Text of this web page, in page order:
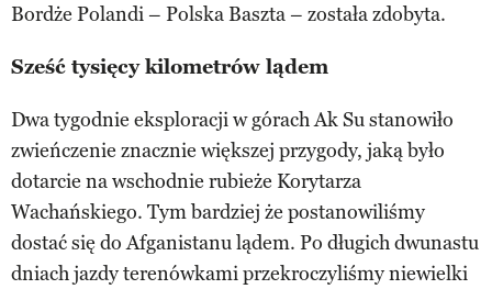
Bordże Polandi – Polska Baszta – została zdobyta.
Sześć tysięcy kilometrów lądem
Dwa tygodnie eksploracji w górach Ak Su stanowiło
zwieńczenie znacznie większej przygody, jaką było
dotarcie na wschodnie rubieże Korytarza
Wachańskiego. Tym bardziej że postanowiliśmy
dostać się do Afganistanu lądem. Po długich dwunastu
dniach jazdy terenówkami przekroczyliśmy niewielki